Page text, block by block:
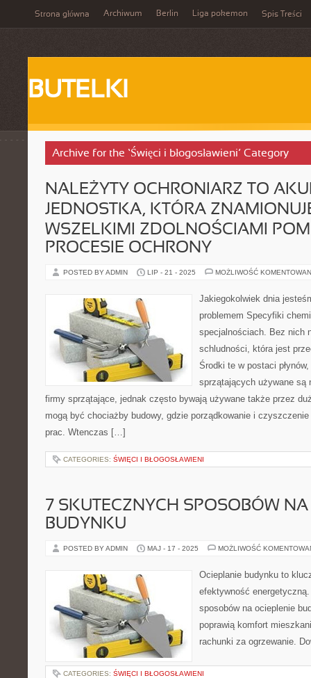
Strona główna Archiwum Berlin Liga pokemon Spis Treści
BUTELKI
Archive for the ‘Święci i błogosławieni’ Category
NALEŻYTY OCHRONIARZ TO
JEDNOSTKA, KTÓRA
WSZELKIMI ZDOLNOŚCIAMI
PROCESIE OCHRONY
POSTED BY ADMIN LIP - 21 - 2025 MOŻLIWOŚĆ
Jakiegokolwiek dnia
problemem Specyfiki
specjalnościach. Bez nich
schludności, która jest
Środki te w postaci
sprzątających używane są
firmy sprzątające, jednak często bywają używane także przez
mogą być chociażby budowy, gdzie porządkowanie i
prac. Wtenczas […]
CATEGORIES: ŚWIĘCI I BŁOGOSŁAWIENI
7 SKUTECZNYCH SPOSOBÓW
BUDYNKU
POSTED BY ADMIN MAJ - 17 - 2025 MOŻLIWOŚĆ
Ocieplanie budynku to
efektywność
sposobów na ocieplenie
poprawią komfort
rachunki za ogrzewanie.
CATEGORIES: ŚWIĘCI I BŁOGOSŁAWIENI